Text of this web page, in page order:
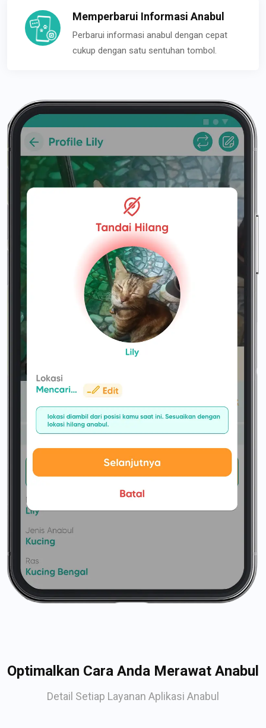
Memperbarui Informasi Anabul
Perbarui informasi anabul dengan cepat
cukup dengan satu sentuhan tombol.
Optimalkan Cara Anda Merawat Anabul
Detail Setiap Layanan Aplikasi Anabul